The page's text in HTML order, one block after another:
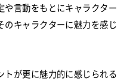
や言動をもとにキャラクター
のキャラクターに魅力を感じ
トが更に魅力的に感じられる